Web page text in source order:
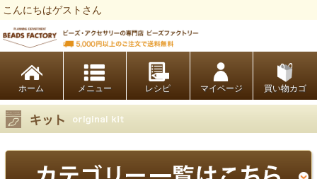
こんにちはゲストさん
ホーム レシピ マイページ 買い物カゴ